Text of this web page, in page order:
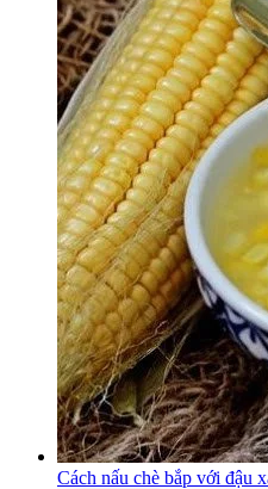
Cách nấu chè bắp với đậu